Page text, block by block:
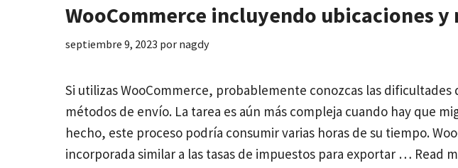
WooCommerce incluyendo ubicaciones y
septiembre 9, 2023 por nagdy
Si utilizas WooCommerce, probablemente conozcas las dificultades
métodos de envío. La tarea es aún más compleja cuando hay que
hecho, este proceso podría consumir varias horas de su tiempo.
incorporada similar a las tasas de impuestos para exportar … Read